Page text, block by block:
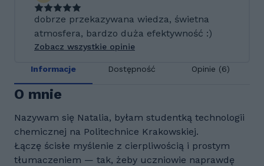
dobrze przekazywana wiedza, świetna
atmosfera, bardzo duża efektywność :)
Zobacz wszystkie opinie
Informacje Dostępność Opinie (6)
O mnie
Nazywam się Natalia, byłam studentką technologii
chemicznej na Politechnice Krakowskiej.
Łączę ścisłe myślenie z cierpliwością i prostym
tłumaczeniem — tak, żeby uczniowie naprawdę